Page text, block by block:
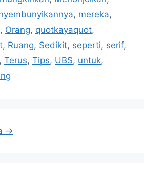
, mereka,
, Orang, quotkayaquot,
, Ruang, Sedikit, seperti, serif,
, Terus, Tips, UBS, untuk,
→